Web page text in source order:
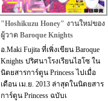
"Hoshikuzu Honey" งานใหม่ของ
ผู้วาด Baroque Knights
อ.Maki Fujita ที่เพิ่งเขียน Baroque
Knights ปริศนาโรงเรียนไฮโซ ใน
นิตยสารการ์ตูน Princess ไปเมื่อ
เดือน เม.ย. 2013 ล่าสุดในนิตยสาร
การ์ตูน Princess ฉบับเ